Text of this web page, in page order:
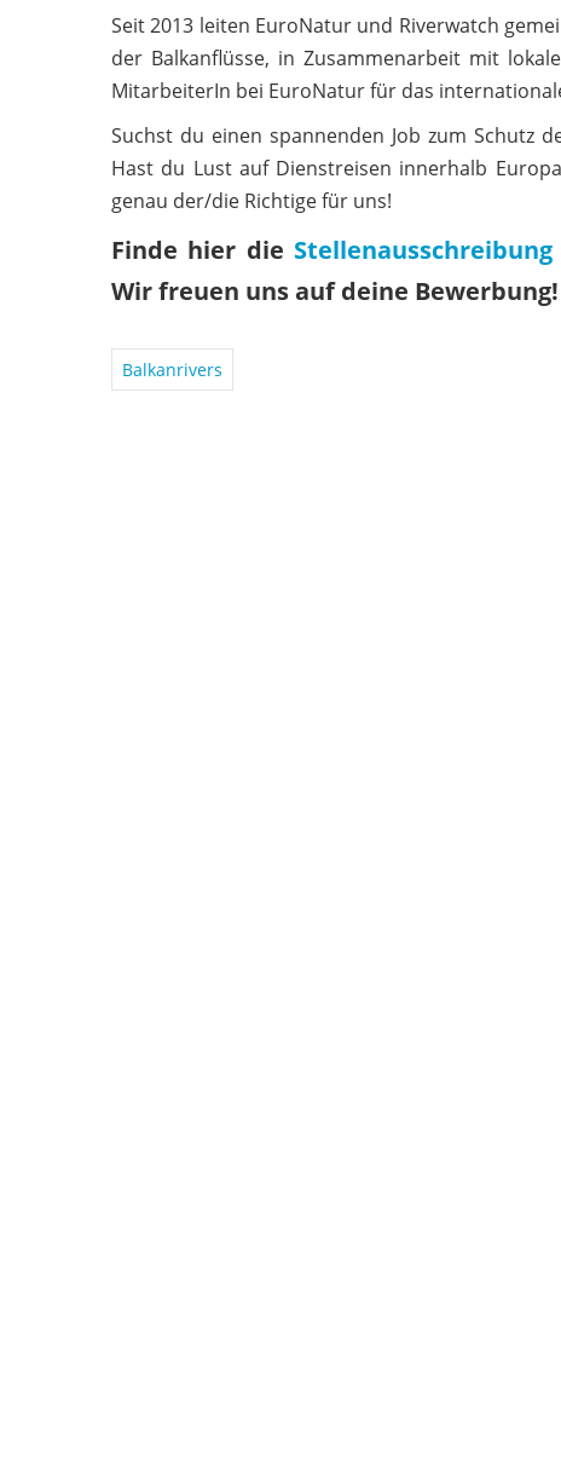
Seit 2013 leiten EuroNatur und Riverwatch
der Balkanflüsse, in Zusammenarbeit mit
MitarbeiterIn bei EuroNatur für das
Suchst du einen spannenden Job zum Schutz
Hast du Lust auf Dienstreisen innerhalb
genau der/die Richtige für uns!
Finde hier die
Wir freuen uns auf deine Bewerbung!
Balkanrivers